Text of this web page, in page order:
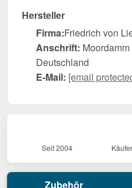
Hersteller
Firma:Friedrich von
Anschrift:
Deutschland
E-Mail: [email
Seit 2004
Zubehör